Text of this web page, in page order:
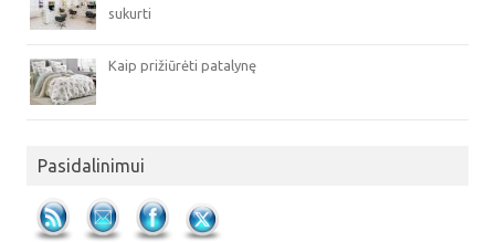
sukurti
Kaip prižiūrėti patalynę
Pasidalinimui